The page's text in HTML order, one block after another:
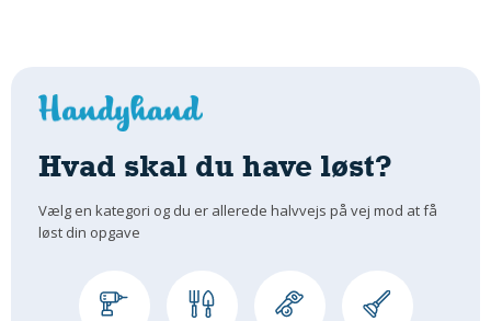
Hvad skal du have løst?
Vælg en kategori og du er allerede halvvejs på vej mod at få
løst din opgave